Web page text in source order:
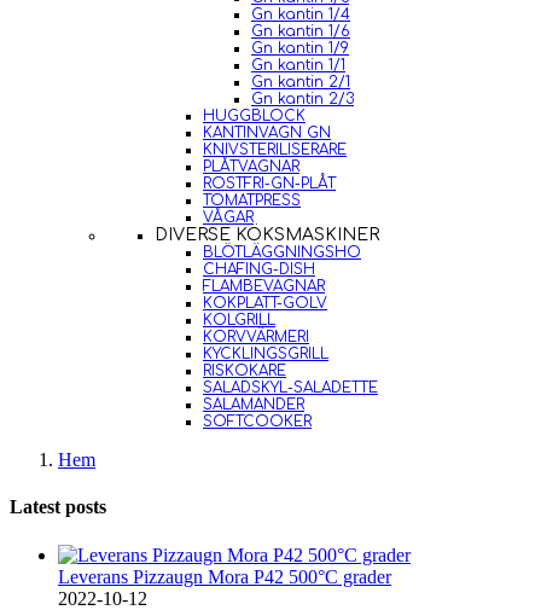
Gn kantin 1/4
Gn kantin 1/6
Gn kantin 1/9
Gn kantin 1/1
Gn kantin 2/1
Gn kantin 2/3
HUGGBLOCK
KANTINVAGN GN
KNIVSTERILISERARE
PLÅTVAGNAR
ROSTFRI-GN-PLÅT
TOMATPRESS
VÅGAR
DIVERSE KÖKSMASKINER
BLÖTLÄGGNINGSHO
CHAFING-DISH
FLAMBEVAGNAR
KOKPLATT-GOLV
KOLGRILL
KORVVÄRMERI
KYCKLINGSGRILL
RISKOKARE
SALADSKYL-SALADETTE
SALAMANDER
SOFTCOOKER
Hem
Latest posts
Leverans Pizzaugn Mora P42 500°C grader
2022-10-12